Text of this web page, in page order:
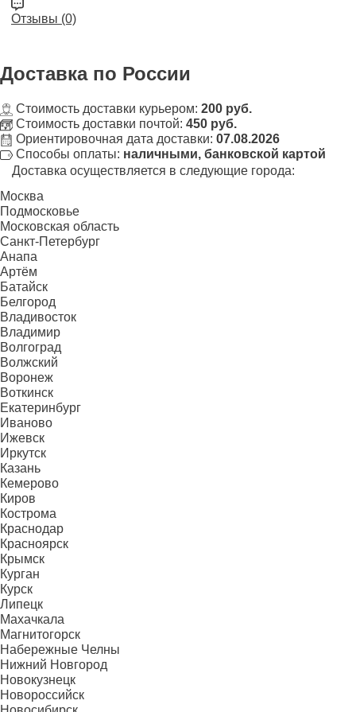
Отзывы (0)
Доставка по России
Стоимость доставки курьером: 200 руб.
Стоимость доставки почтой: 450 руб.
Ориентировочная дата доставки: 07.08.2026
Способы оплаты: наличными, банковской картой
Доставка осуществляется в следующие города:
Москва
Подмосковье
Московская область
Санкт-Петербург
Анапа
Артём
Батайск
Белгород
Владивосток
Владимир
Волгоград
Волжский
Воронеж
Воткинск
Екатеринбург
Иваново
Ижевск
Иркутск
Казань
Кемерово
Киров
Кострома
Краснодар
Красноярск
Крымск
Курган
Курск
Липецк
Махачкала
Магнитогорск
Набережные Челны
Нижний Новгород
Новокузнецк
Новороссийск